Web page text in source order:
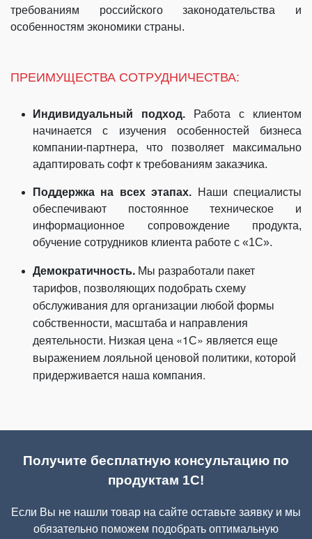
требованиям российского законодательства и
особенностям экономики страны.
ПРЕИМУЩЕСТВА СОТРУДНИЧЕСТВА:
Индивидуальный подход. Работа с клиентом
начинается с изучения особенностей бизнеса
компании-партнера, что позволяет максимально
адаптировать софт к требованиям заказчика.
Поддержка на всех этапах. Наши специалисты
обеспечивают постоянное техническое и
информационное сопровождение продукта,
обучение сотрудников клиента работе с «1С».
Демократичность. Мы разработали пакет
тарифов, позволяющих подобрать схему
обслуживания для организации любой формы
собственности, масштаба и направления
деятельности. Низкая цена «1С» является еще
выражением лояльной ценовой политики, которой
придерживается наша компания.
Получите бесплатную консультацию по
продуктам 1С!
Если Вы не нашли товар на сайте оставьте заявку и мы
обязательно поможем подобрать оптимальную